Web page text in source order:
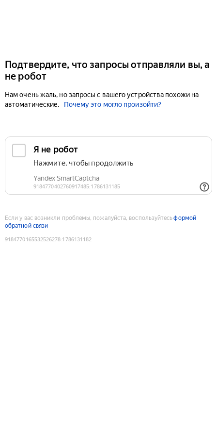
Подтвердите, что запросы отправляли вы, а
не робот
Нам очень жаль, но запросы с вашего устройства похожи на
автоматические.
Почему это могло произойти?
Если у вас возникли проблемы, пожалуйста, воспользуйтесьформой
обратной связи
9184770165532526278:1786131182